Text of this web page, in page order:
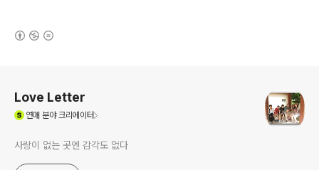
Love Letter
연애 분야 크리에이터
사랑이 없는 곳엔 감각도 없다